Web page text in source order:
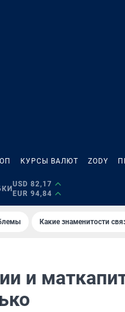
КУРСЫ ВАЛЮТ ZODY
USD 82,17
EUR 94,84
Какие знаменитости
и